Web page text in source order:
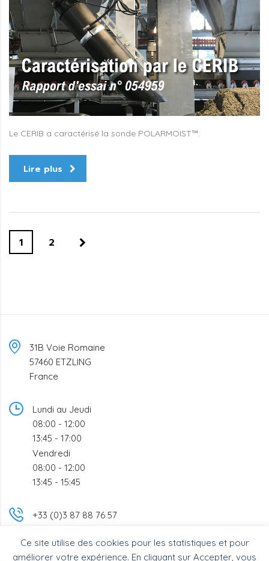
Ce site utilise des cookies pour les statistiques et pour
améliorer votre expérience. En cliquant sur Accepter, vous
Le CERIB a caractérisé la sonde POLARMOIST™.
Lire plus
1 2
31B Voie Romaine
57460 ETZLING
France
Lundi au Jeudi
08:00 - 12:00
13:45 - 17:00
Vendredi
08:00 - 12:00
13:45 - 15:45
+33 (0)3 87 88 76 57
info@bsc-industrie.com